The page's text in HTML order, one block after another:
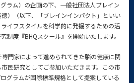
ラム）の企画の下、一般社団法人ブレイン
）（以下、「ブレインインパクト」といい
イフスタイルを科学的に発掘するための活
制度『BHQスクール』を開始いたします。
門家によって進められてきた脳の健康に関
民研究としてご参加いただきます。この市
グラムが国際標準規格として提案している